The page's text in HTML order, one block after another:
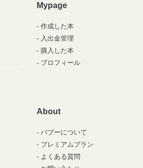
Mypage
作成した本
入出金管理
購入した本
プロフィール
About
パブーについて
プレミアムプラン
よくある質問